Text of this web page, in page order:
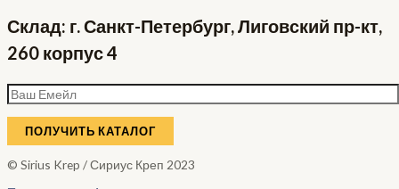
Склад: г. Санкт-Петербург, Лиговский пр-кт,
260 корпус 4
© Sirius Krep / Сириус Креп 2023